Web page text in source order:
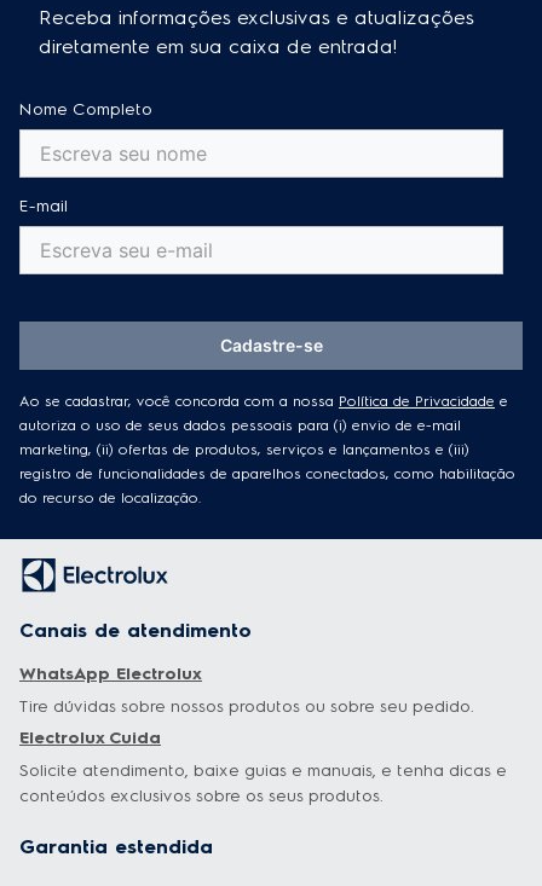
Receba informações exclusivas e atualizações
diretamente em sua caixa de entrada!
Nome Completo
E-mail
Ao se cadastrar, você concorda com a nossa Política de Privacidade e
autoriza o uso de seus dados pessoais para (i) envio de e-mail
marketing, (ii) ofertas de produtos, serviços e lançamentos e (iii)
registro de funcionalidades de aparelhos conectados, como habilitação
do recurso de localização.
Cadastre-se
Canais de atendimento
WhatsApp Electrolux
Tire dúvidas sobre nossos produtos ou sobre seu pedido.
Electrolux Cuida
Solicite atendimento, baixe guias e manuais, e tenha dicas e
conteúdos exclusivos sobre os seus produtos.
Garantia estendida